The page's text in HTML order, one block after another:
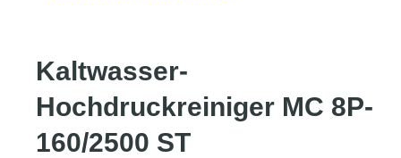
Kaltwasser-
Hochdruckreiniger MC 8P-
160/2500 ST